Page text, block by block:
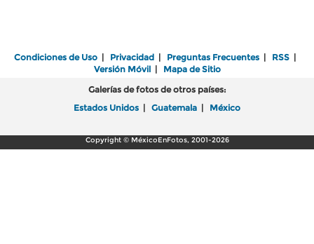
Condiciones de Uso | Privacidad | Preguntas Frecuentes | RSS |
Versión Móvil| Mapa de Sitio
Galerías de fotos de otros países:
Estados Unidos | Guatemala | México
Copyright © MéxicoEnFotos, 2001-2026